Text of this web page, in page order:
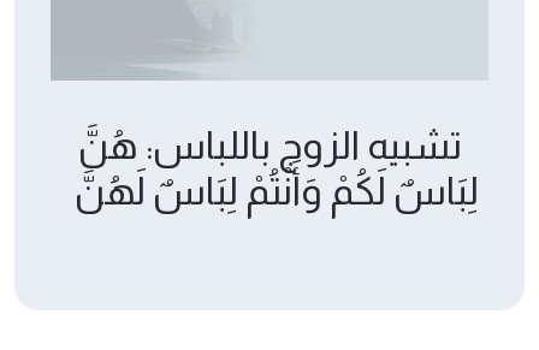
تشبيه الزوج باللباس: هُنَّ
لِبَاسٌ لَكُمْ وَأَنْتُمْ لِبَاسٌ لَهُنَّ